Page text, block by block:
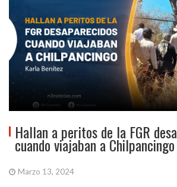
Hallan a peritos de la FGR
cuando viajaban a Chilpancingo
Marzo 13, 2024